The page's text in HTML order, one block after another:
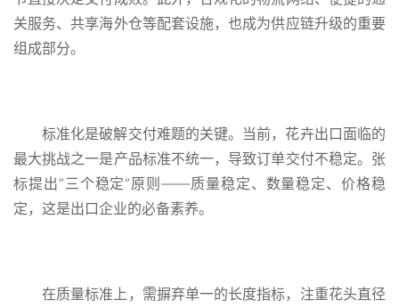
关服务、共享海外仓等配套设施，也成为供应链升级的重要
组成部分。
标准化是破解交付难题的关键。当前，花卉出口面临的
最大挑战之一是产品标准不统一，导致订单交付不稳定。张
标提出“三个稳定”原则——质量稳定、数量稳定、价格稳
定，这是出口企业的必备素养。
在质量标准上，需摒弃单一的长度指标，注重花头直径